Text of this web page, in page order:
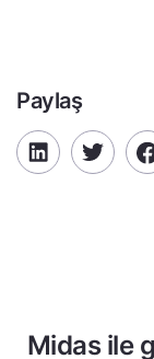
Paylaş
Midas ile